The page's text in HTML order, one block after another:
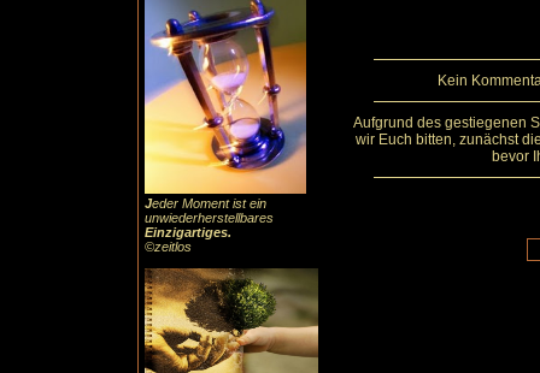
Jeder Moment ist ein
unwiederherstellbares
Einzigartiges.
©zeitlos
Kein
Aufgrund des gestiegenen
wir Euch bitten, zunächst
bevor